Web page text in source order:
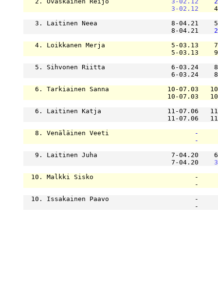
3-02.12
3. Laitinen Neea                   8-04.21
                                      8-04.21
4. Loikkanen Merja                 5-03.13
5-03.13
5. Sihvonen Riitta                 6-03.24
6-03.24
6. Tarkiainen Sanna               10-07.03
10-07.03
6. Laitinen Katja                 11-07.06
11-07.06
   8. Venäläinen Veeti
-
-
9. Laitinen Juha                   7-04.20
                                      7-04.20
10. Malkki Sisko                          -
-
10. Issakainen Paavo
-